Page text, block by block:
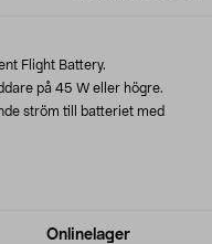
Onlinelager
Flight Battery.
på 45 W eller högre.
ström till batteriet med